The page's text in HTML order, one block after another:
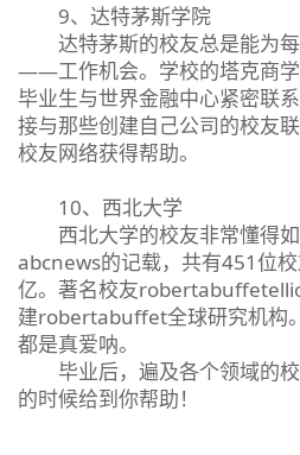
9、达特茅斯学院
达特茅斯的校友总是能为每
——工作机会。学校的塔克商
毕业生与世界金融中心紧密联
接与那些创建自己公司的校友
校友网络获得帮助。
10、西北大学
西北大学的校友非常懂得如
abcnews的记载，共有451位
亿。著名校友
建robertabuffet全球研究机构
都是真爱呐。
毕业后，遍及各个领域的校
的时候给到你帮助！